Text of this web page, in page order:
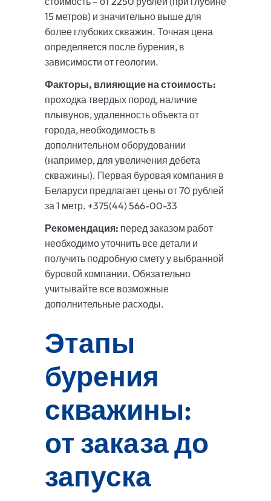
15 метров) и значительно выше для
более глубоких скважин. Точная цена
определяется после бурения, в
зависимости от геологии.
Факторы, влияющие на стоимость:
проходка твердых пород, наличие
плывунов, удаленность объекта от
города, необходимость в
дополнительном оборудовании
(например, для увеличения дебета
скважины). Первая буровая компания в
Беларуси предлагает цены от 70 рублей
за 1 метр. +375(44) 566-00-33
Рекомендация: перед заказом работ
необходимо уточнить все детали и
получить подробную смету у выбранной
буровой компании. Обязательно
учитывайте все возможные
дополнительные расходы.
Этапы
бурения
скважины:
от заказа до
запуска